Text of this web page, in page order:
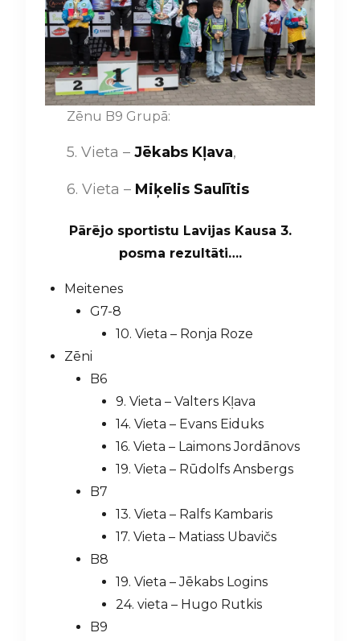
Zēnu B9 Grupā:
5. Vieta – Jēkabs Kļava,
6. Vieta – Miķelis Saulītis
Pārējo sportistu Lavijas Kausa 3.
posma rezultāti….
Meitenes
G7-8
10. Vieta – Ronja Roze
Zēni
B6
9. Vieta – Valters Kļava
14. Vieta – Evans Eiduks
16. Vieta – Laimons Jordānovs
19. Vieta – Rūdolfs Ansbergs
B7
13. Vieta – Ralfs Kambaris
17. Vieta – Matiass Ubavičs
B8
19. Vieta – Jēkabs Logins
24. vieta – Hugo Rutkis
B9